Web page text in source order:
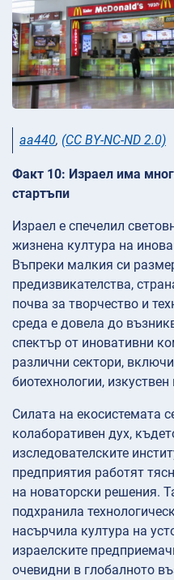
aa440, (CC BY-NC-ND 2.0)
Факт 10: Израел има
стартъпи
Израел е спечелил
жизнена култура на
Въпреки малкия си
предизвикателства,
почва за творчество и
среда е довела до
спектър от иновативни
различни сектори,
биотехнологии,
Силата на екосистемата
колаборативен дух,
изследователските
предприятия работят
на новаторски решения.
подхранила
насърчила култура на
израелските
очевидни в глобалното